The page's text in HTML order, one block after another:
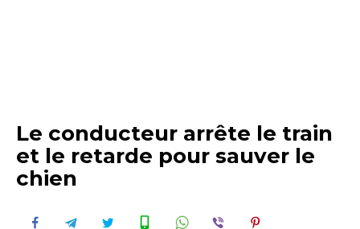
Le conducteur arrête le train
et le retarde pour sauver le
chien